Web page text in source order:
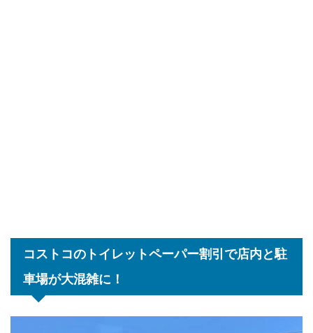
コストコのトイレットペーパー割引で店内と駐
車場が大混雑に！